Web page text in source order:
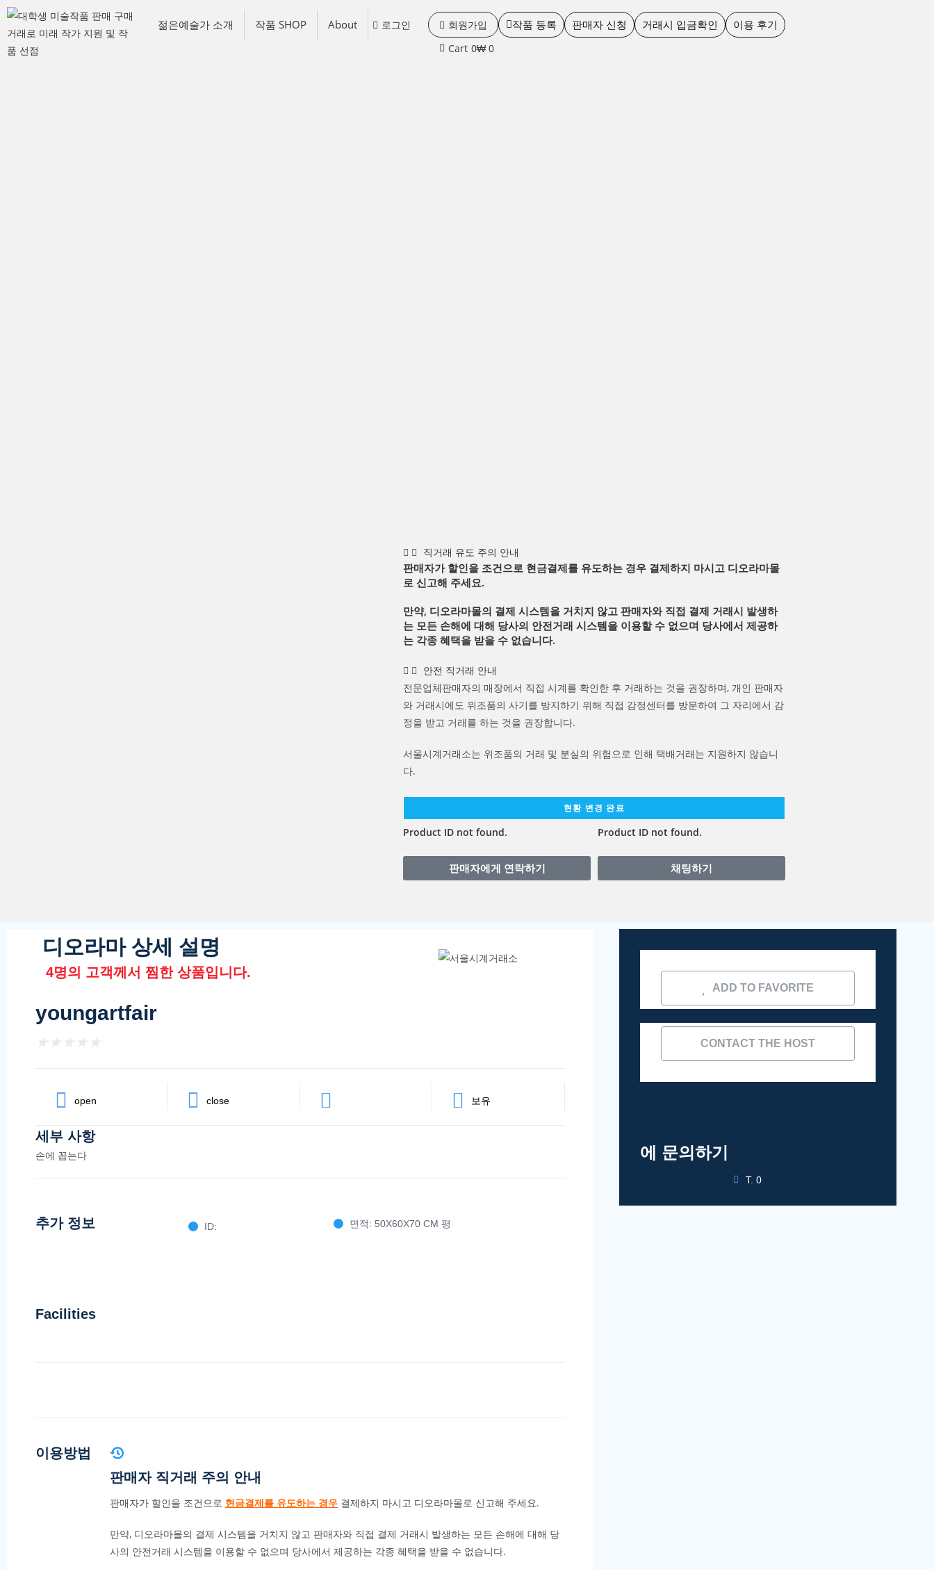
젊은예술가 소개 작품 SHOP About 로그인 회원가입 작품 등록 판매자 신청 거래시 입금확인 이용 후기
Cart 0₩ 0
직거래 유도 주의 안내
판매자가 할인을 조건으로 현금결제를 유도하는 경우 결제하지 마시고 디오라마몰
로 신고해 주세요.
만약, 디오라마몰의 결제 시스템을 거치지 않고 판매자와 직접 결제 거래시 발생하
는 모든 손해에 대해 당사의 안전거래 시스템을 이용할 수 없으며 당사에서 제공하
는 각종 혜택을 받을 수 없습니다.
안전 직거래 안내
전문업체판매자의 매장에서 직접 시계를 확인한 후 거래하는 것을 권장하며, 개인 판매자
와 거래시에도 위조품의 사기를 방지하기 위해 직접 감정센터를 방문하여 그 자리에서 감
정을 받고 거래를 하는 것을 권장합니다.
서울시계거래소는 위조품의 거래 및 분실의 위험으로 인해 택배거래는 지원하지 않습니
다.
현황 변경 완료
Product ID not found. Product ID not found.
판매자에게 연락하기 채팅하기
디오라마 상세 설명
4명의 고객께서 찜한 상품입니다.
youngartfair
open close 보유
세부 사항
손에 꼽는다
추가 정보 ID: 면적: 50X60X70 CM 평
Facilities
이용방법
판매자 직거래 주의 안내
판매자가 할인을 조건으로 현금결제를 유도하는 경우결제하지 마시고 디오라마몰로 신고해 주세요.
만약, 디오라마몰의 결제 시스템을 거치지 않고 판매자와 직접 결제 거래시 발생하는 모든 손해에 대해 당
사의 안전거래 시스템을 이용할 수 없으며 당사에서 제공하는 각종 혜택을 받을 수 없습니다.
ADD TO FAVORITE
CONTACT THE HOST
에 문의하기
T. 0